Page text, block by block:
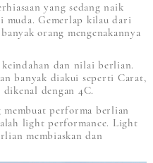
yang sedang naik
muda. Gemerlap kilau dari
orang mengenakannya
dan nilai berlian.
banyak diakui seperti Carat,
dengan 4C.
membuat performa berlian
light performance. Light
membiaskan dan